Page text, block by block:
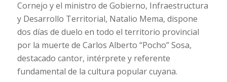
Cornejo y el ministro de Gobierno, Infraestructura
y Desarrollo Territorial, Natalio Mema, dispone
dos días de duelo en todo el territorio provincial
por la muerte de Carlos Alberto “Pocho” Sosa,
destacado cantor, intérprete y referente
fundamental de la cultura popular cuyana.